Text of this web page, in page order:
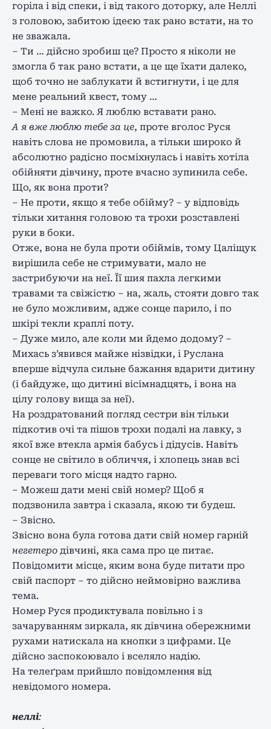
горіла і від спеки, і від такого доторку, але Неллі
з головою, забитою ідеєю так рано встати, на то
не зважала.
– Ти … дійсно зробиш це? Просто я ніколи не
змогла б так рано встати, а це ще їхати далеко,
щоб точно не заблукати й встигнути, і це для
мене реальний квест, тому …
– Мені не важко. Я люблю вставати рано.
А я вже люблю тебе за це, проте вголос Руся
навіть слова не промовила, а тільки широко й
абсолютно радісно посміхнулась і навіть хотіла
обійняти дівчину, проте вчасно зупинила себе.
Що, як вона проти?
– Не проти, якщо я тебе обійму? – у відповідь
тільки хитання головою та трохи розставлені
руки в боки.
Отже, вона не була проти обіймів, тому Цаліщук
вирішила себе не стримувати, мало не
застрибуючи на неї. Її шия пахла легкими
травами та свіжістю – на, жаль, стояти довго так
не було можливим, адже сонце парило, і по
шкірі текли краплі поту.
– Дуже мило, але коли ми йдемо додому? –
Михась з’явився майже нізвідки, і Руслана
вперше відчула сильне бажання вдарити дитину
(і байдуже, що дитині вісімнадцять, і вона на
цілу голову вища за неї).
На роздратований погляд сестри він тільки
підкотив очі та пішов трохи подалі на лавку, з
якої вже втекла армія бабусь і дідусів. Навіть
сонце не світило в обличчя, і хлопець знав всі
переваги того місця надто гарно.
– Можеш дати мені свій номер? Щоб я
подзвонила завтра і сказала, якою ти будеш.
– Звісно.
Звісно вона була готова дати свій номер гарній
негетеро дівчині, яка сама про це питає.
Повідомити місце, яким вона буде питати про
свій паспорт – то дійсно неймовірно важлива
тема.
Номер Руся продиктувала повільно і з
зачаруванням зиркала, як дівчина обережними
рухами натискала на кнопки з цифрами. Це
дійсно заспокоювало і вселяло надію.
На телеґрам прийшло повідомлення від
невідомого номера.
неллі: